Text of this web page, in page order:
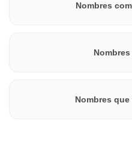
Nombres
Nombres